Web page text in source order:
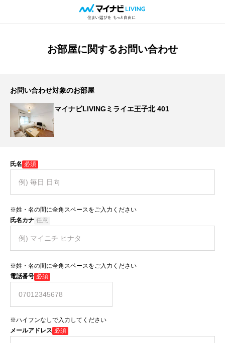
お部屋に関するお問い合わせ
お問い合わせ対象のお部屋
マイナビLIVINGミライエ王子北 401
氏名 必須
※姓・名の間に全角スペースをご入力ください
氏名カナ 任意
※姓・名の間に全角スペースをご入力ください
電話番号 必須
※ハイフンなしで入力してください
メールアドレス 必須